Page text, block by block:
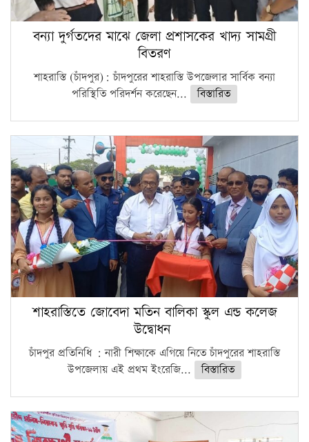
বন্যা দুর্গতদের মাঝে জেলা প্রশাসকের খাদ্য সামগ্রী
বিতরণ
শাহরাস্তি (চাঁদপুর): চাঁদপুরের শাহরাস্তি উপজেলার সার্বিক বন্যা
পরিস্থিতি পরিদর্শন করেছেন...
বিস্তারিত
শাহরাস্তিতে জোবেদা মতিন বালিকা স্কুল এন্ড কলেজ
উদ্বোধন
চাঁদপুর প্রতিনিধি : নারী শিক্ষাকে এগিয়ে নিতে চাঁদপুরের শাহরাস্তি
উপজেলায় এই প্রথম ইংরেজি...
বিস্তারিত